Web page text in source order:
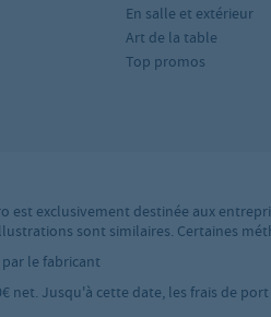
En salle et extérieur
Art de la table
Top promos
est exclusivement destinée aux
sont similaires. Certaines
par le fabricant
net. Jusqu'à cette date, les frais de port